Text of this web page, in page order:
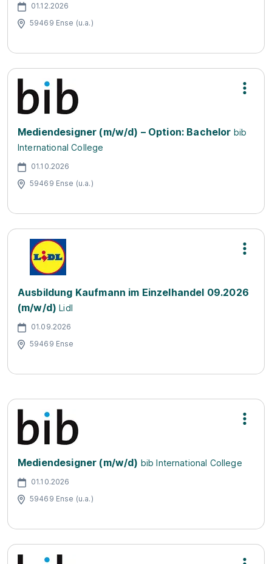
01.12.2026
59469 Ense (u.a.)
Mediendesigner (m/w/d) – Option: Bachelor bib
International College
01.10.2026
59469 Ense (u.a.)
Ausbildung Kaufmann im Einzelhandel 09.2026
(m/w/d) Lidl
01.09.2026
59469 Ense
Mediendesigner (m/w/d) bib International College
01.10.2026
59469 Ense (u.a.)